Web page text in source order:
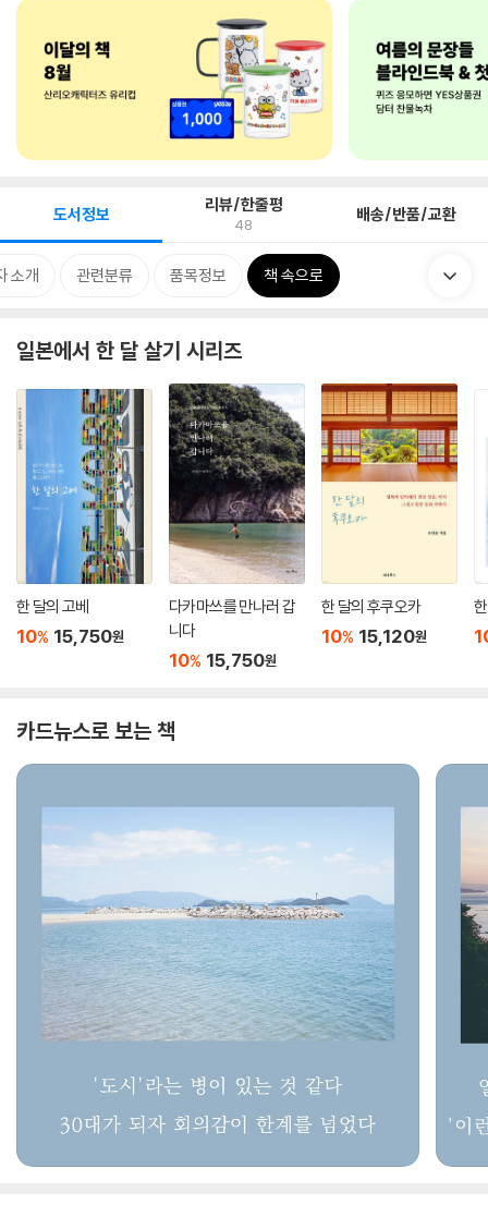
도서정보 리뷰/한줄평
48 배송/반품/교환
소개 관련분류 품목정보 책 속으로
일본에서 한 달 살기 시리즈
한 달의 고베
10% 15,750원
다카마쓰를 만나러 갑
니다
10% 15,750원
한 달의 후쿠오카
10% 15,120원
카드뉴스로 보는 책